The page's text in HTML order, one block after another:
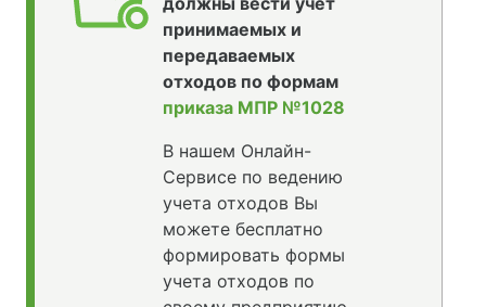
принимаемых и
передаваемых
отходов по формам
приказа МПР №1028
В нашем Онлайн-
Сервисе по ведению
учета отходов Вы
можете бесплатно
формировать формы
учета отходов по